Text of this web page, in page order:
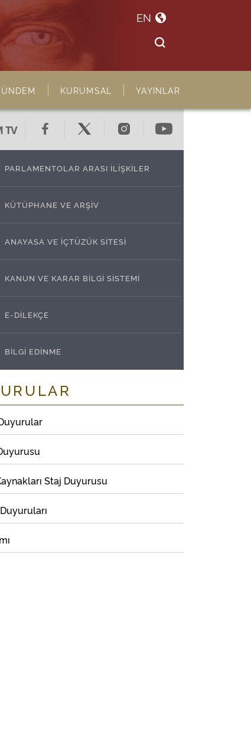
EN
KURUMSAL YAYINLAR
TV
PARLAMENTOLAR ARASI İLİŞKİLER
KÜTÜPHANE VE ARŞİV
ANAYASA VE İÇTÜZÜK SİTESİ
KANUN VE KARAR BİLGİ SİSTEMİ
E-DİLEKÇE
BİLGİ EDİNME
Staj Duyurusu